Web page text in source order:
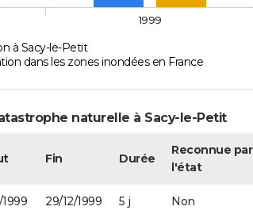
à Sacy-le-Petit
dans les zones inondées en France
1999
naturelle à Sacy-le-Petit
Fin Durée
Reconnue par
l'état
29/12/1999 5 j Non